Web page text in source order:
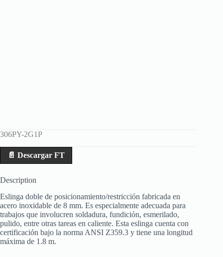
306PY-2G1P
📄 Descargar FT
Description
Eslinga doble de posicionamiento/restricción fabricada en
acero inoxidable de 8 mm. Es especialmente adecuada para
trabajos que involucren soldadura, fundición, esmerilado,
pulido, entre otras tareas en caliente. Esta eslinga cuenta con
certificación bajo la norma ANSI Z359.3 y tiene una longitud
máxima de 1.8 m.